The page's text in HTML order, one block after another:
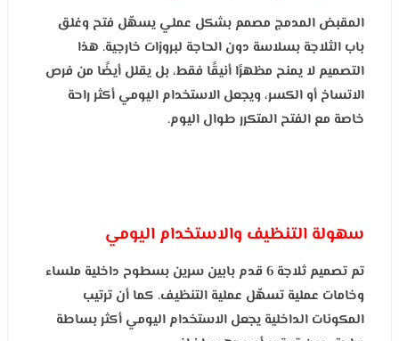
المقبض المدمج مصمم بشكل عملي يسهّل فتح وغلق
باب الثلاجة بسلاسة دون الحاجة لبروزات خارجية. هذا
التصميم لا يمنح مظهرًا أنيقًا فقط، بل يقلل أيضًا من فرص
الاتساخ أو الكسر، ويجعل الاستخدام اليومي أكثر راحة
خاصة مع الفتح المتكرر طوال اليوم.
سهولة التنظيف والاستخدام اليومي
تم تصميم ثلاجة 6 قدم بابين سرين بسطوح داخلية ملساء
وخامات عملية تسهّل عملية التنظيف. كما أن ترتيب
المكونات الداخلية يجعل الاستخدام اليومي أكثر بساطة